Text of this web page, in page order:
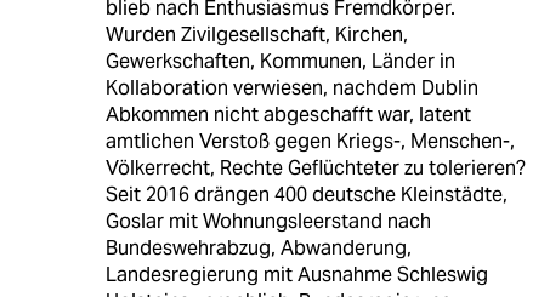
blieb nach Enthusiasmus Fremdkörper.
Wurden Zivilgesellschaft, Kirchen,
Gewerkschaften, Kommunen, Länder in
Kollaboration verwiesen, nachdem Dublin
Abkommen nicht abgeschafft war, latent
amtlichen Verstoß gegen Kriegs-, Menschen-,
Völkerrecht, Rechte Geflüchteter zu tolerieren?
Seit 2016 drängen 400 deutsche Kleinstädte,
Goslar mit Wohnungsleerstand nach
Bundeswehrabzug, Abwanderung,
Landesregierung mit Ausnahme Schleswig